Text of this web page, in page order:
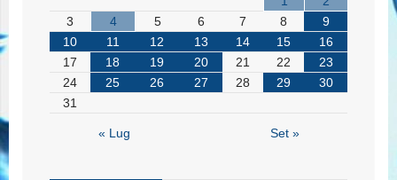
3
4 5 6 7 8
9
10
11 12 13 14 15
16
17
18 19 20 21 22
23
24
25 26 27 28 29
30
31
« Lug Set »